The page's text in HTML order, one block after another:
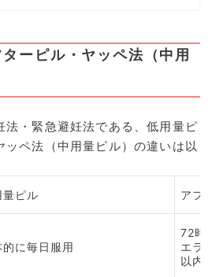
ーピル・ヤッペ法（中用
法・緊急避妊法である、低用量ピ
ッペ法（中用量ピル）の違いは以
量ピル アフ
的に毎日服用
72時
エラ
以内